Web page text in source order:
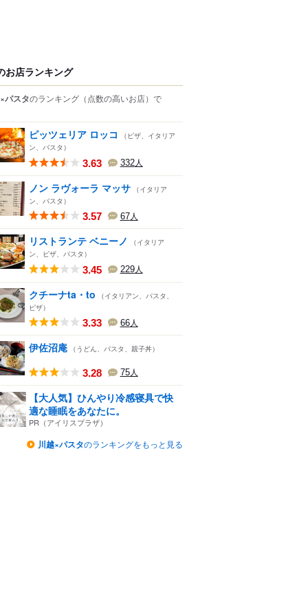
お店ランキング
パスタのランキング （点数の高いお店） で
ピッツェリア ロッコ
（ピザ、イタリア
ン、パスタ）
3.63 332人
ノン ラヴォーラ マッサ （イタリア
ン、パスタ）
3.57 67人
リストランテ ベニーノ
（イタリア
ン、ピザ、パスタ）
3.45 229人
クチーナta・to
（イタリアン、パスタ、
ピザ）
3.33 66人
伊佐沼庵 （うどん、パスタ、親子丼）
3.28 75人
【大人気】ひんやり冷感寝具で快
適な睡眠をあなたに。
PR（アイリスプラザ）
川越×パスタのランキングをもっと見る